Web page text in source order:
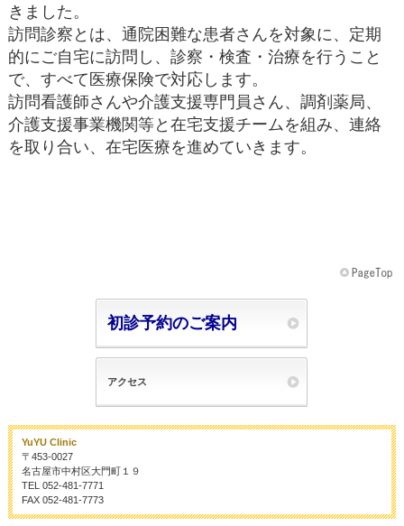
きました。
訪問診察とは、通院困難な患者さんを対象に、定期
的にご自宅に訪問し、診察・検査・治療を行うこと
で、すべて医療保険で対応します。
訪問看護師さんや介護支援専門員さん、調剤薬局、
介護支援事業機関等と在宅支援チームを組み、連絡
を取り合い、在宅医療を進めていきます。
初診予約のご案内
アクセス
YuYU Clinic
〒453-0027
名古屋市中村区大門町１９
TEL 052-481-7771
FAX 052-481-7773